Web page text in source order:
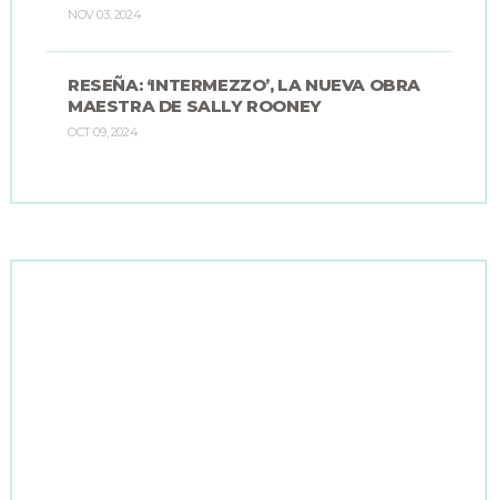
NOV 03, 2024
RESEÑA: ‘INTERMEZZO’, LA NUEVA OBRA
MAESTRA DE SALLY ROONEY
OCT 09, 2024